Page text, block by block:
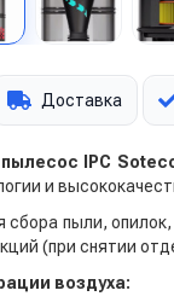
Доставка
IPC Soteco
и
сбора пыли,
(при снятии
воздуха: